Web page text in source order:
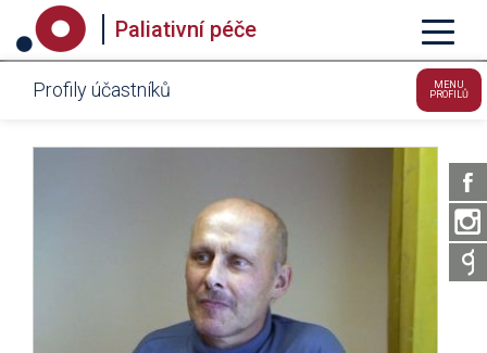
Paliativní péče
Profily účastníků
MENU
PROFILŮ